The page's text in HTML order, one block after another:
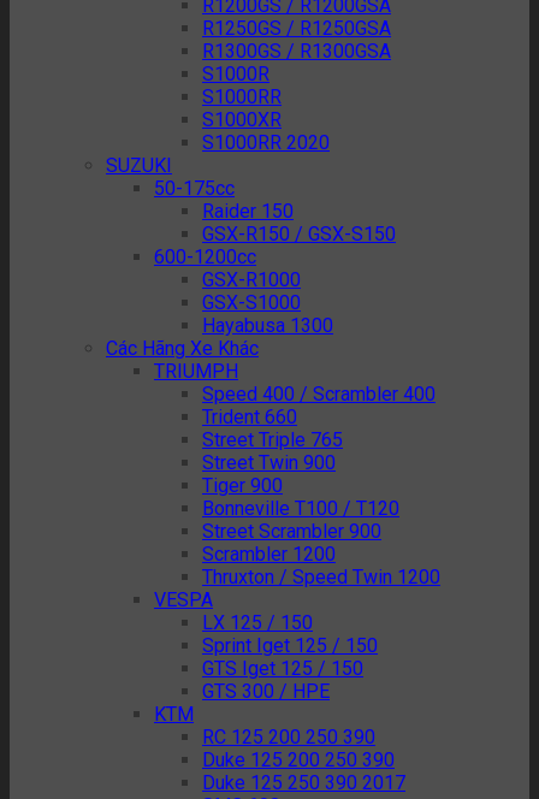
R1200GS / R1200GSA
R1250GS / R1250GSA
R1300GS / R1300GSA
S1000R
S1000RR
S1000XR
S1000RR 2020
SUZUKI
50-175cc
Raider 150
GSX-R150 / GSX-S150
600-1200cc
GSX-R1000
GSX-S1000
Hayabusa 1300
Các Hãng Xe Khác
TRIUMPH
Speed 400 / Scrambler 400
Trident 660
Street Triple 765
Street Twin 900
Tiger 900
Bonneville T100 / T120
Street Scrambler 900
Scrambler 1200
Thruxton / Speed Twin 1200
VESPA
LX 125 / 150
Sprint Iget 125 / 150
GTS Iget 125 / 150
GTS 300 / HPE
KTM
RC 125 200 250 390
Duke 125 200 250 390
Duke 125 250 390 2017